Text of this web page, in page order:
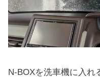
N-BOXを洗車機に入れ